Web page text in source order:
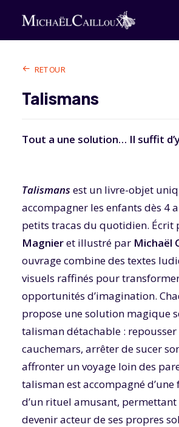
Tirages d’art
Expositions
Collaborations
À propos
Presse
Contact
BOUTIQUE
Connexion / Inscription
Panier
RETOUR
Talismans
Tout a une solution… Il suffit
Talismansest un livre-objet
accompagner les enfants dès 4
petits tracas du quotidien. Écrit
Magnieret illustré par Michaël
ouvrage combine des textes
visuels raffinés pour
opportunités d’imagination.
propose une solution magique
talisman détachable : repousser
cauchemars, arrêter de sucer
affronter un voyage loin des
talisman est accompagné
d’un rituel amusant, permettant
devenir acteur de ses propres